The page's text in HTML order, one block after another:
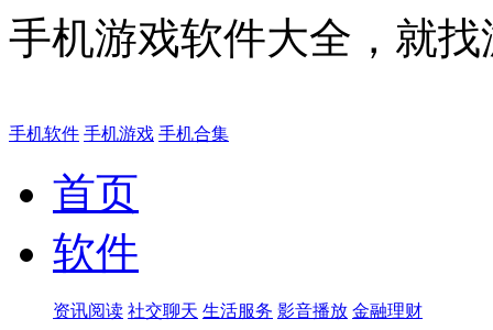
手机游戏软件大全，就
手机软件 手机游戏 手机合集
首页
软件
资讯阅读 社交聊天 生活服务 影音播放 金融理财